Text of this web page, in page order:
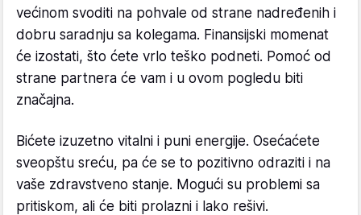
većinom svoditi na pohvale od strane nadređenih i
dobru saradnju sa kolegama. Finansijski momenat
će izostati, što ćete vrlo teško podneti. Pomoć od
strane partnera će vam i u ovom pogledu biti
značajna.
Bićete izuzetno vitalni i puni energije. Osećaćete
sveopštu sreću, pa će se to pozitivno odraziti i na
vaše zdravstveno stanje. Mogući su problemi sa
pritiskom, ali će biti prolazni i lako rešivi.